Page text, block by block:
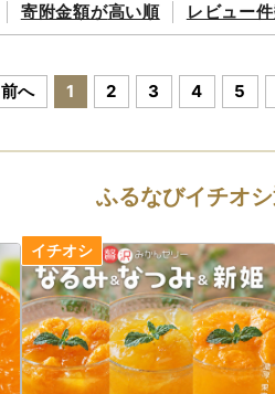
寄附金額が高い順 レビュー
前へ 1 2 3 4 5
ふるなびイチオ